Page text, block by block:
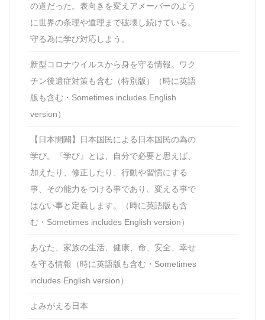
の道だった。表向きを変えアメーバーのよう
に世界の条理や道理まで破壊し続けている。
守る為に学び対応しよう。
新型コロナウイルスから身を守る情報。ワク
チン後遺症対策も含む（特別版）（時に英語
版も含む・Sometimes includes English
version）
【日本開闢】日本国民による日本国民の為の
学び。『学び』とは、自分で必要と思えば、
加えたり、修正したり、行動や習慣にする
事、その能力をつける事であり、変える事で
はない事と定義します。（時に英語版も含
む・Sometimes includes English version）
あなた、家族の生活、健康、命、安全、幸せ
を守る情報（時に英語版も含む・Sometimes
includes English version）
よみがえる日本